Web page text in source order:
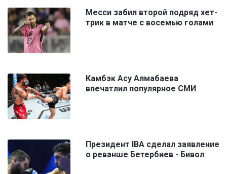
Месси забил второй подряд хет-
трик в матче с восемью голами
Камбэк Асу Алмабаева
впечатлил популярное СМИ
Президент IBA сделал заявление
о реванше Бетербиев - Бивол